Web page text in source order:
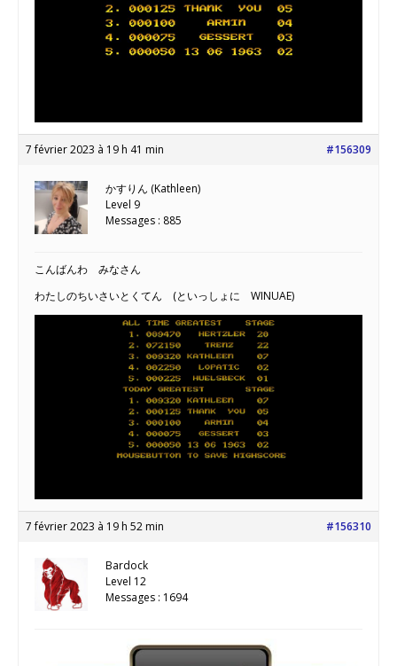
7 février 2023 à 19 h 41 min #156309
かすりん (Kathleen)
Level 9
Messages : 885
こんばんわ みなさん
わたしのちいさいとくてん (といっしょに WINUAE)
7 février 2023 à 19 h 52 min #156310
Bardock
Level 12
Messages : 1694